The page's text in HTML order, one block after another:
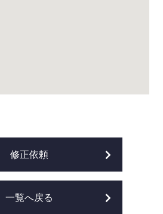
修正依頼
一覧へ戻る